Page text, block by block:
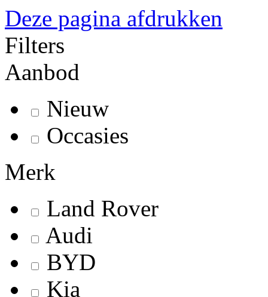
Deze pagina afdrukken
Filters
Aanbod
Nieuw
Occasies
Merk
Land Rover
Audi
BYD
Kia